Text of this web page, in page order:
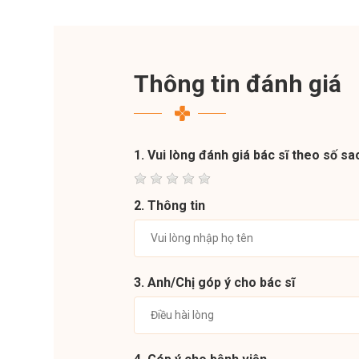
Thông tin đánh giá
1. Vui lòng đánh giá bác sĩ theo số
2. Thông tin
3. Anh/Chị góp ý cho bác sĩ